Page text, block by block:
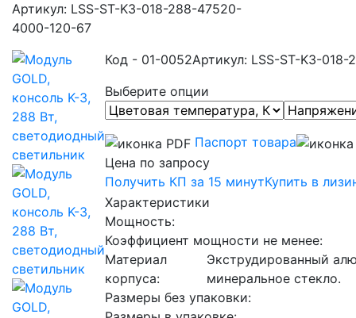
Артикул: LSS-ST-K3-018-288-47520-
4000-120-67
Код - 01-0052Артикул: LSS-ST-K3-
Характеристики
Мощность:
Коэффициент мощности не менее:
Материал
корпуса:
Экструдированный
минеральное стекло.
Размеры без упаковки:
Выберите опции
Паспорт товара
Цена по запросу
Получить КП за 15 минутКупить в